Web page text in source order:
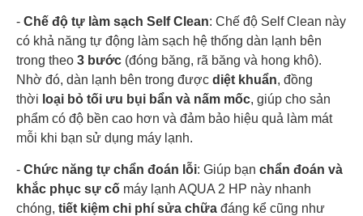
- Chế độ tự làm sạch Self Clean: Chế độ Self Clean này
có khả năng tự động làm sạch hệ thống dàn lạnh bên
trong theo 3 bước (đóng băng, rã băng và hong khô).
Nhờ đó, dàn lạnh bên trong được diệt khuẩn, đồng
thời loại bỏ tối ưu bụi bẩn và nấm mốc, giúp cho sản
phẩm có độ bền cao hơn và đảm bảo hiệu quả làm mát
mỗi khi bạn sử dụng máy lạnh.
- Chức năng tự chẩn đoán lỗi: Giúp bạn chẩn đoán và
khắc phục sự cố máy lạnh AQUA 2 HP này nhanh
chóng, tiết kiệm chi phí sửa chữa đáng kể cũng như